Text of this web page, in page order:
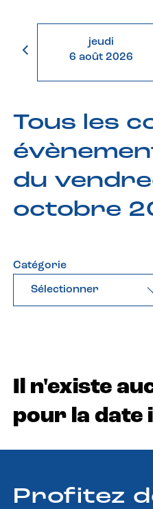
jeudi
6 août 2026
Tous les
du
octobre
Catégorie
Sélectionner
Il n'existe
pour la date
Profitez